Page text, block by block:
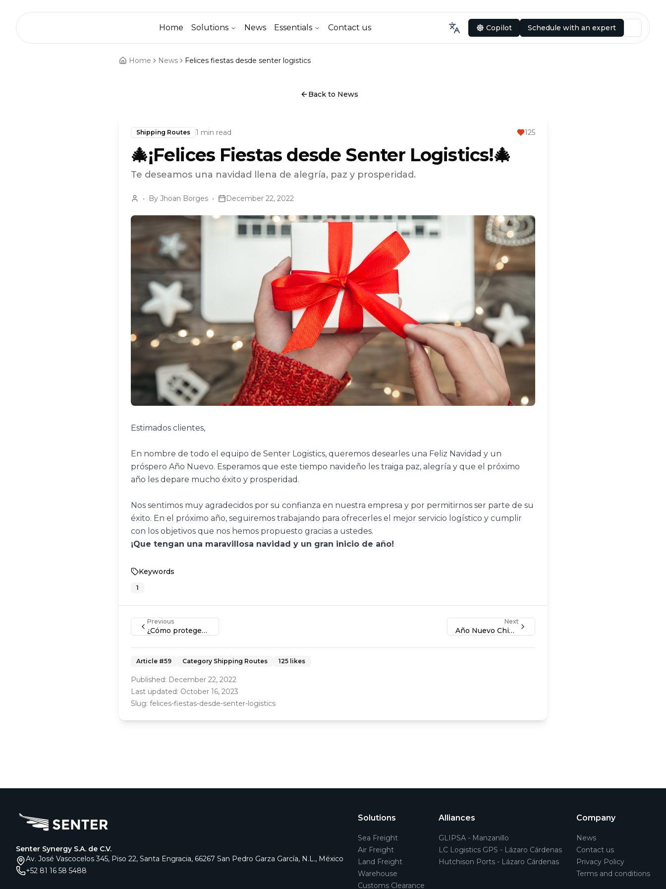
Home Solutions News Essentials Contact us Copilot Schedule with an expert
Home News Felices fiestas desde senter logistics
Back to News
Shipping Routes 1 min read 125
🎄¡Felices Fiestas desde Senter Logistics!🎄
Te deseamos una navidad llena de alegría, paz y prosperidad.
• By Jhoan Borges • December 22, 2022
Estimados clientes,
En nombre de todo el equipo de Senter Logistics, queremos desearles una Feliz Navidad y un
próspero Año Nuevo. Esperamos que este tiempo navideño les traiga paz, alegría y que el próximo
año les depare mucho éxito y prosperidad.
Nos sentimos muy agradecidos por su confianza en nuestra empresa y por permitirnos ser parte de su
éxito. En el próximo año, seguiremos trabajando para ofrecerles el mejor servicio logístico y cumplir
con los objetivos que nos hemos propuesto gracias a ustedes.
¡Que tengan una maravillosa navidad y un gran inicio de año!
Keywords
1
Previous
¿Cómo protegemos la carga farmacéutica de nuestros clientes?
Next
Año Nuevo Chino 2023
Article #59 Category Shipping Routes 125 likes
Published: December 22, 2022
Last updated: October 16, 2023
Slug: felices-fiestas-desde-senter-logistics
Senter Synergy S.A. de C.V.
Av. José Vascocelos 345, Piso 22, Santa Engracia, 66267 San Pedro Garza García, N.L., México
+52 81 16 58 5488
Solutions
Sea Freight
Air Freight
Land Freight
Warehouse
Customs Clearance
Alliances
GLIPSA - Manzanillo
LC Logistics GPS - Lázaro Cárdenas
Hutchison Ports - Lázaro Cárdenas
Company
News
Contact us
Privacy Policy
Terms and conditions